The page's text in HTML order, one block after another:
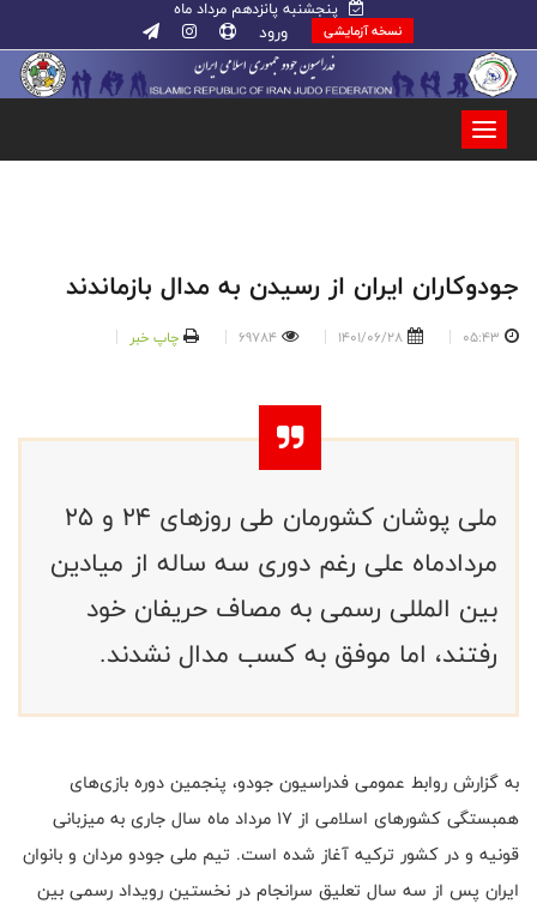
پنجشنبه پانزدهم مرداد ماه
نسخه آزمایشی ورود
جودوکاران ایران از رسیدن به مدال بازماندند
05:43
1401/06/28
69784 چاپ خبر
ملی پوشان کشورمان طی روزهای 24 و 25
مردادماه علی رغم دوری سه ساله از میادین
بین المللی رسمی به مصاف حریفان خود
رفتند، اما موفق به کسب مدال نشدند.
به گزارش روابط عمومی فدراسیون جودو، پنجمین دوره بازی‌های
همبستگی کشورهای اسلامی از 17 مرداد ماه سال جاری به میزبانی
قونیه و در کشور ترکیه آغاز شده است. تیم ملی جودو مردان و بانوان
ایران پس از سه سال تعلیق سرانجام در نخستین رویداد رسمی بین